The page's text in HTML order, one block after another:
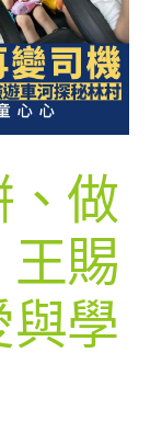
做
賜
與學